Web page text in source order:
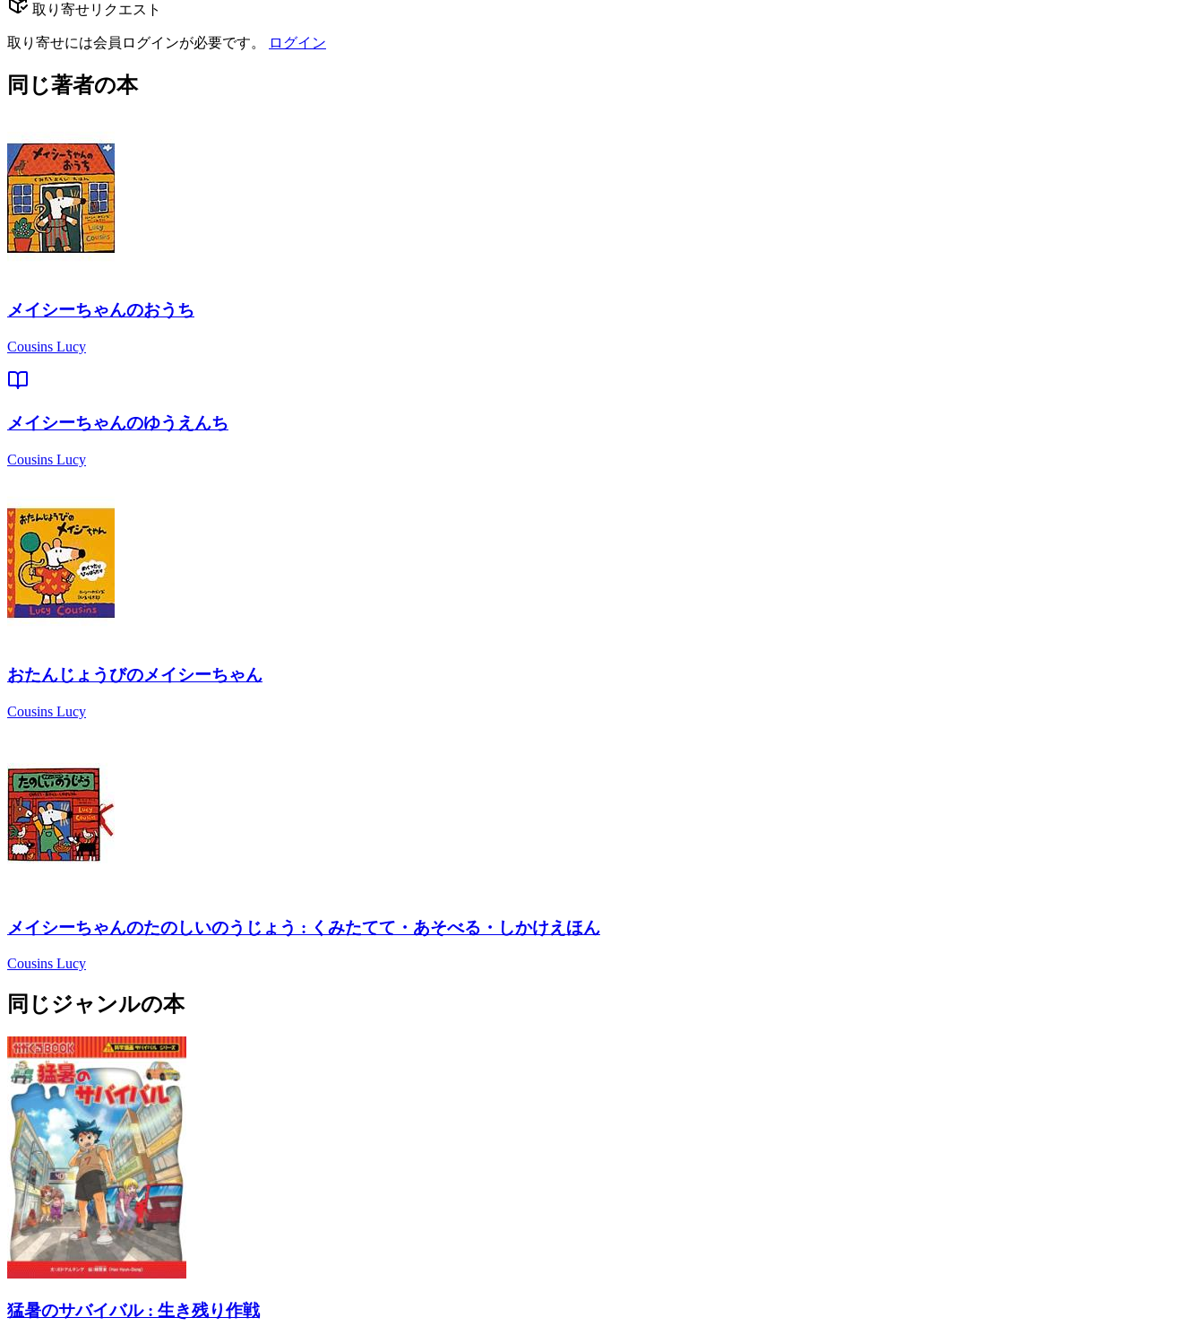
取り寄せリクエスト
取り寄せには会員ログインが必要です。 ログイン
同じ著者の本
メイシーちゃんのおうち
Cousins Lucy
メイシーちゃんのゆうえんち
Cousins Lucy
おたんじょうびのメイシーちゃん
Cousins Lucy
メイシーちゃんのたのしいのうじょう : くみたてて・あそべる・しかけえほん
Cousins Lucy
同じジャンルの本
猛暑のサバイバル : 生き残り作戦